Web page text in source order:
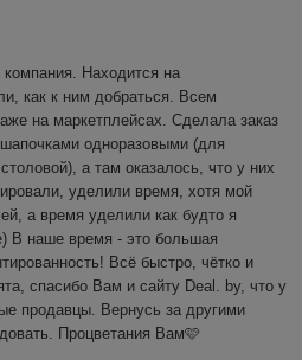
Находится на
как к ним добраться. Всем
на маркетплейсах. Сделала заказ
одноразовыми (для
а там оказалось, что у них
уделили время, хотя мой
а время уделили как будто я
В наше время - это большая
Всё быстро, чётко и
спасибо Вам и сайту Deal. by, что у
продавцы. Вернусь за другими
Процветания Вам🩷